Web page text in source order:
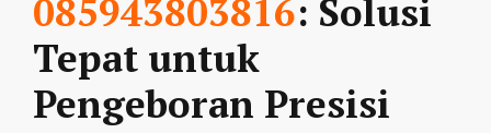
085943803816: Solusi
Tepat untuk
Pengeboran Presisi